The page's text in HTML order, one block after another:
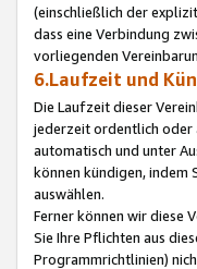
(einschließlich der
dass eine Verbindung
vorliegenden
6.Laufzeit und
Die Laufzeit dieser
jederzeit ordentlich oder
automatisch und unter
können kündigen, indem
auswählen.
Ferner können wir diese
Sie Ihre Pflichten aus
Programmrichtlinien)